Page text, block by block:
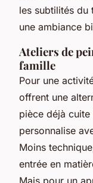
les subtilités du
une ambiance
Ateliers de
famille
Pour une
offrent une
pièce déjà
personnalise
Moins
entrée en
Mais pour un